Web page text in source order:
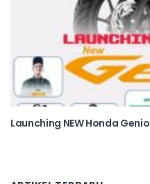
Launching NEW Honda Genio